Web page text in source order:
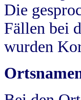
Die
Fällen bei
wurden